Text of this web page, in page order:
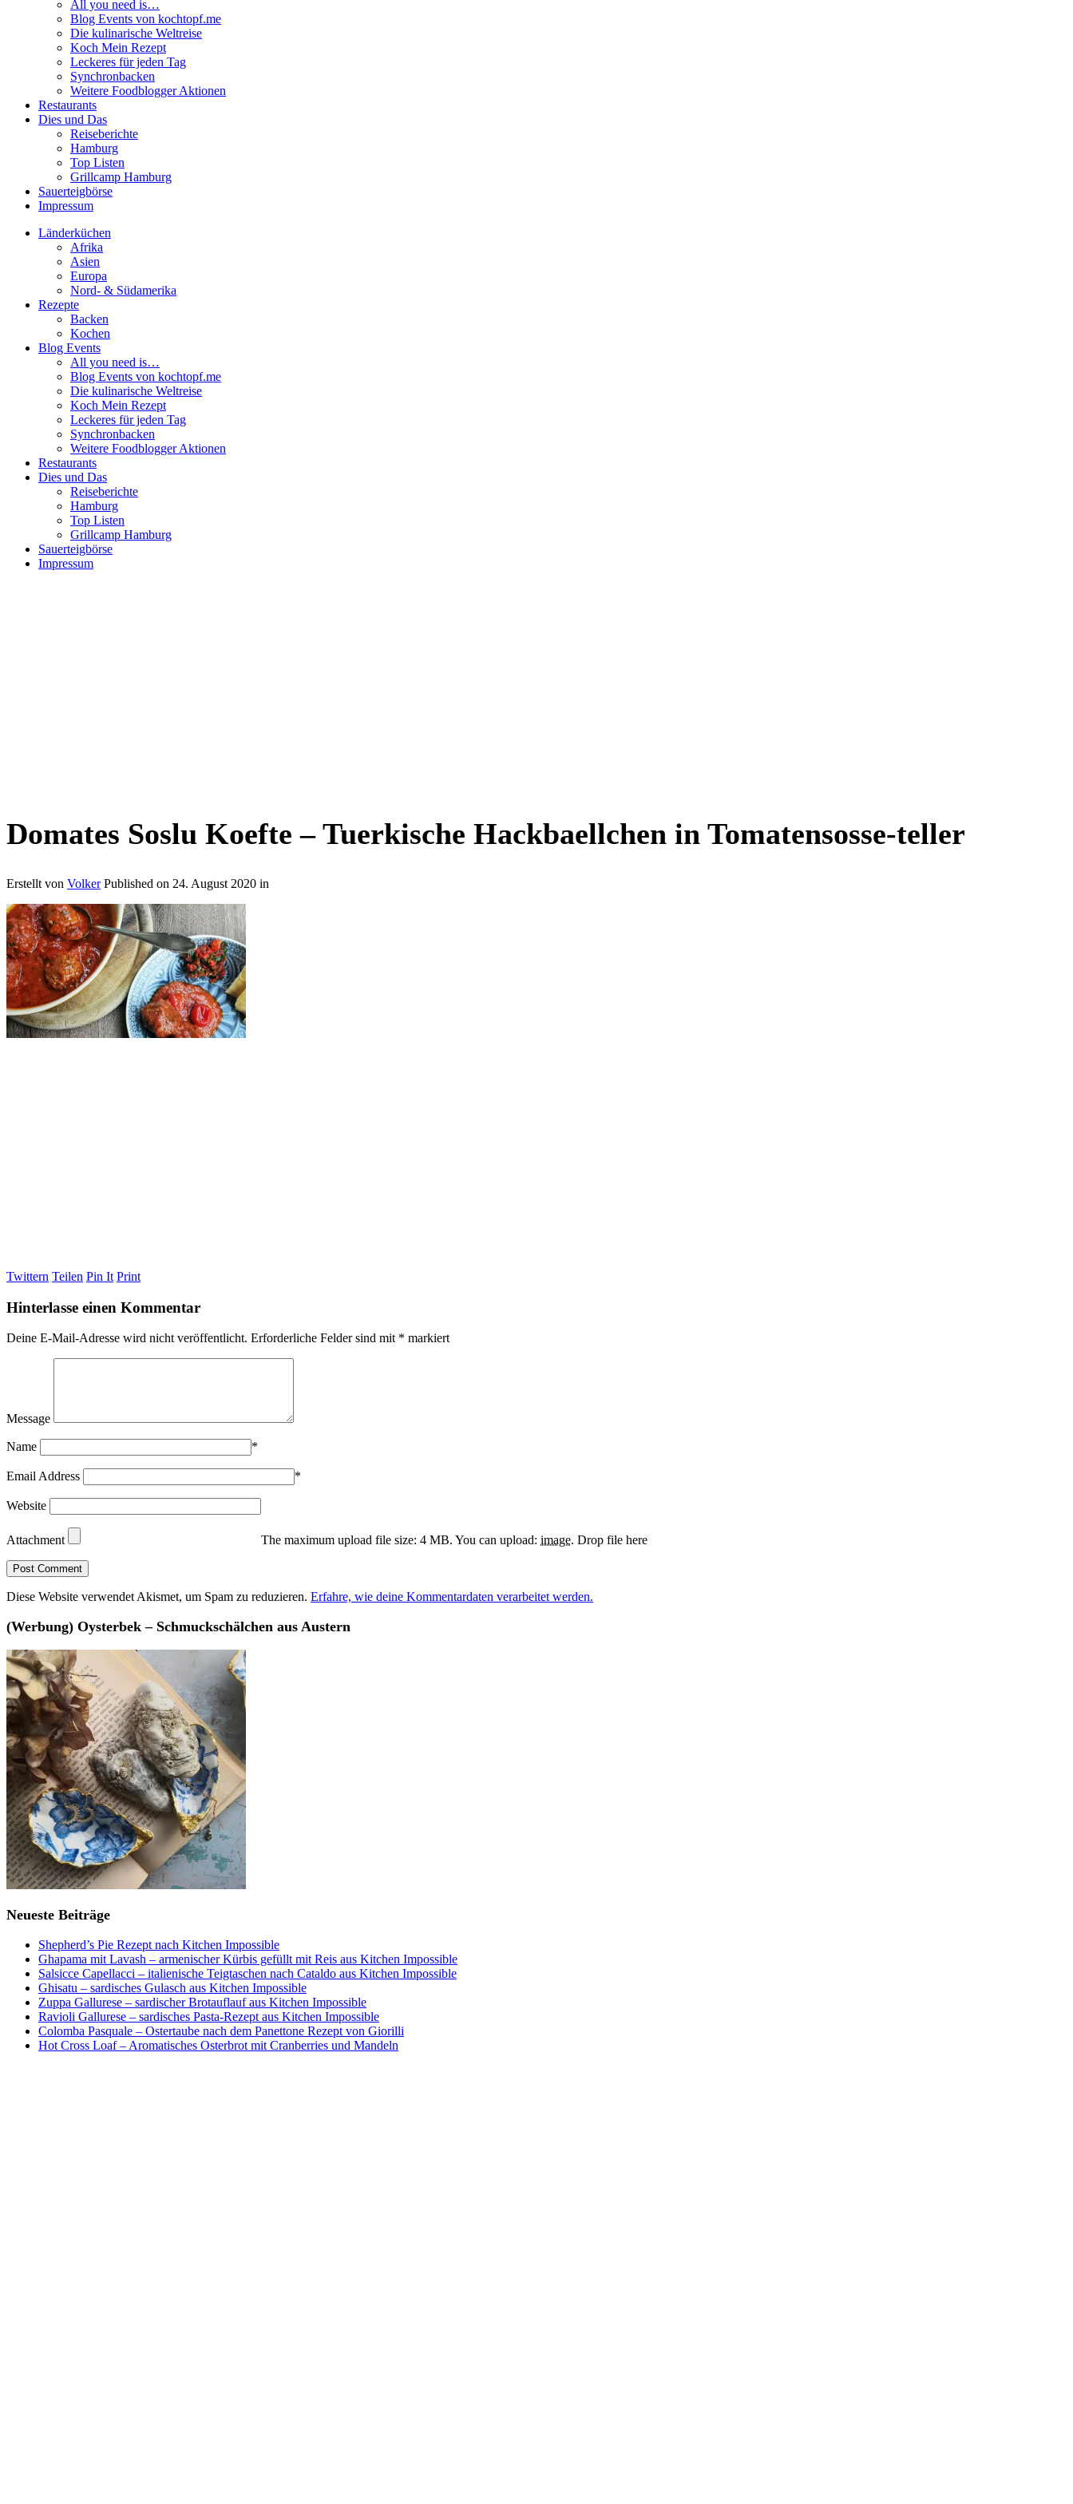
All you need is…
Blog Events von kochtopf.me
Die kulinarische Weltreise
Koch Mein Rezept
Leckeres für jeden Tag
Synchronbacken
Weitere Foodblogger Aktionen
Restaurants
Dies und Das
Reiseberichte
Hamburg
Top Listen
Grillcamp Hamburg
Sauerteigbörse
Impressum
Länderküchen
Afrika
Asien
Europa
Nord- & Südamerika
Rezepte
Backen
Kochen
Blog Events
All you need is…
Blog Events von kochtopf.me
Die kulinarische Weltreise
Koch Mein Rezept
Leckeres für jeden Tag
Synchronbacken
Weitere Foodblogger Aktionen
Restaurants
Dies und Das
Reiseberichte
Hamburg
Top Listen
Grillcamp Hamburg
Sauerteigbörse
Impressum
Domates Soslu Koefte – Tuerkische Hackbaellchen in Tomatensosse-teller
Erstellt von Volker Published on 24. August 2020 in
Twittern Teilen Pin It Print
Hinterlasse einen Kommentar
Deine E-Mail-Adresse wird nicht veröffentlicht. Erforderliche Felder sind mit * markiert
Message
Name *
Email Address *
Website
Attachment The maximum upload file size: 4 MB. You can upload: image. Drop file here
Diese Website verwendet Akismet, um Spam zu reduzieren. Erfahre, wie deine Kommentardaten verarbeitet werden.
(Werbung) Oysterbek – Schmuckschälchen aus Austern
Neueste Beiträge
Shepherd’s Pie Rezept nach Kitchen Impossible
Ghapama mit Lavash – armenischer Kürbis gefüllt mit Reis aus Kitchen Impossible
Salsicce Capellacci – italienische Teigtaschen nach Cataldo aus Kitchen Impossible
Ghisatu – sardisches Gulasch aus Kitchen Impossible
Zuppa Gallurese – sardischer Brotauflauf aus Kitchen Impossible
Ravioli Gallurese – sardisches Pasta-Rezept aus Kitchen Impossible
Colomba Pasquale – Ostertaube nach dem Panettone Rezept von Giorilli
Hot Cross Loaf – Aromatisches Osterbrot mit Cranberries und Mandeln